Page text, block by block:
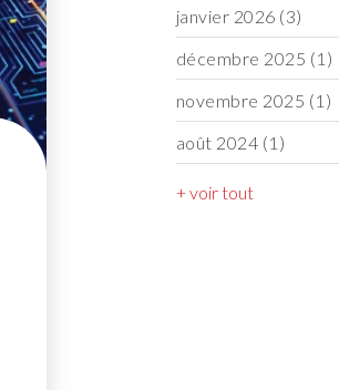
janvier 2026 (3)
décembre 2025 (1)
novembre 2025 (1)
août 2024 (1)
+ voir tout